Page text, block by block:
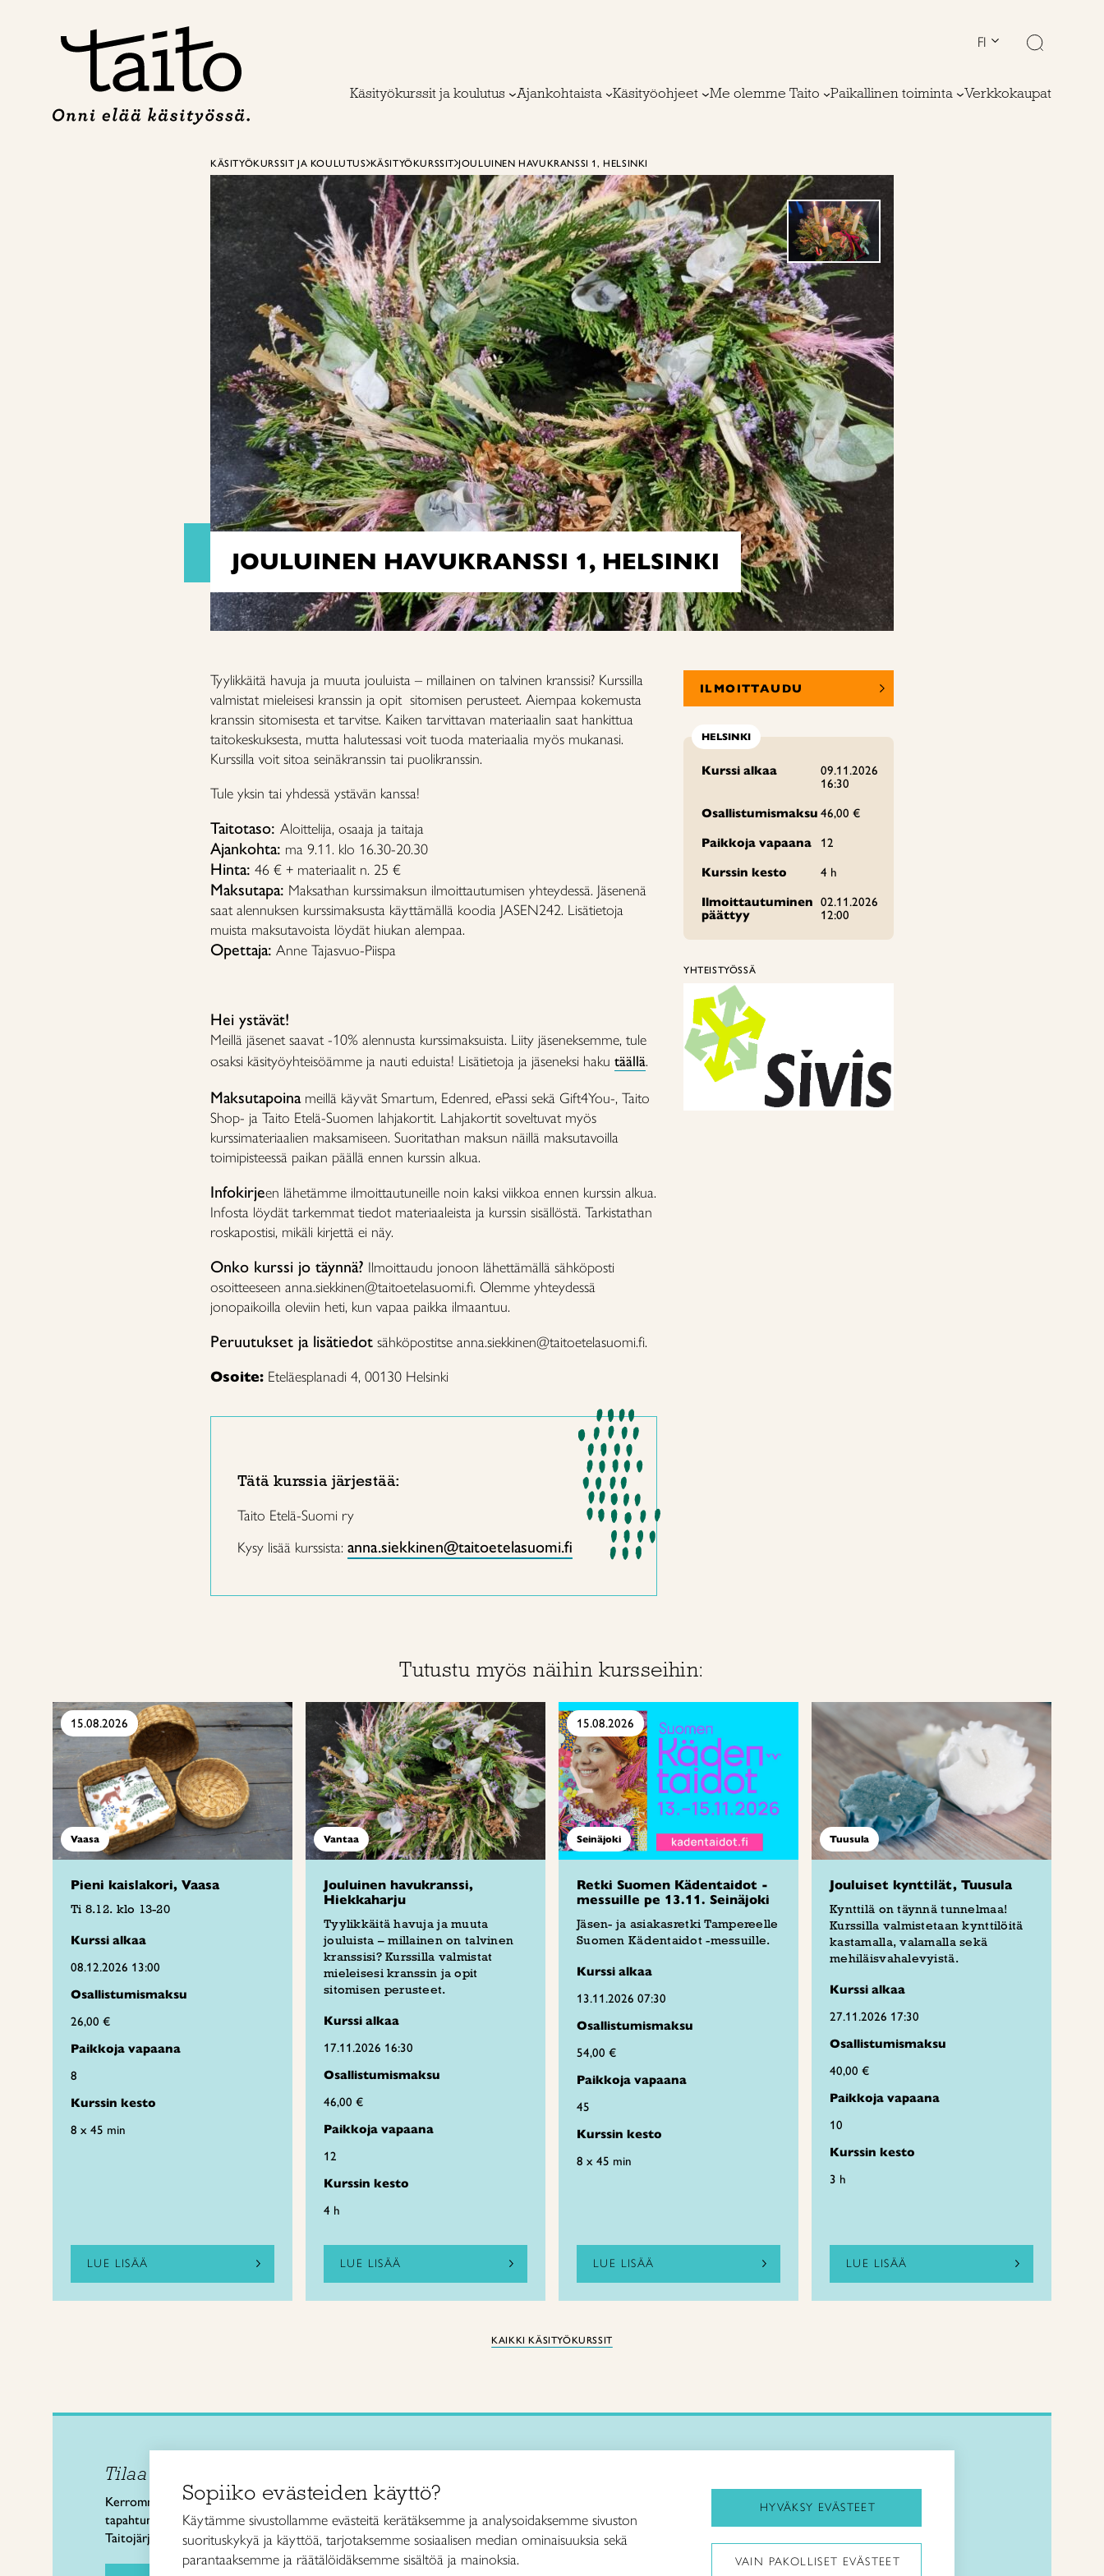
FI
Käsityökurssit ja koulutus Ajankohtaista Käsityöohjeet Me olemme Taito Paikallinen toiminta Verkkokaupat
KÄSITYÖKURSSIT JA KOULUTUS KÄSITYÖKURSSIT JOULUINEN HAVUKRANSSI 1, HELSINKI
JOULUINEN HAVUKRANSSI 1, HELSINKI
Tyylikkäitä havuja ja muuta jouluista – millainen on talvinen kranssisi? Kurssilla
valmistat mieleisesi kranssin ja opit sitomisen perusteet. Aiempaa kokemusta
kranssin sitomisesta et tarvitse. Kaiken tarvittavan materiaalin saat hankittua
taitokeskuksesta, mutta halutessasi voit tuoda materiaalia myös mukanasi.
Kurssilla voit sitoa seinäkranssin tai puolikranssin.
Tule yksin tai yhdessä ystävän kanssa!
Taitotaso: Aloittelija, osaaja ja taitaja
Ajankohta: ma 9.11. klo 16.30-20.30
Hinta: 46 € + materiaalit n. 25 €
Maksutapa: Maksathan kurssimaksun ilmoittautumisen yhteydessä. Jäsenenä
saat alennuksen kurssimaksusta käyttämällä koodia JASEN242. Lisätietoja
muista maksutavoista löydät hiukan alempaa.
Opettaja: Anne Tajasvuo-Piispa
Hei ystävät!
Meillä jäsenet saavat -10% alennusta kurssimaksuista. Liity jäseneksemme, tule
osaksi käsityöyhteisöämme ja nauti eduista! Lisätietoja ja jäseneksi haku täällä.
Maksutapoinameillä käyvät Smartum, Edenred, ePassi sekä Gift4You-, Taito
Shop- ja Taito Etelä-Suomen lahjakortit. Lahjakortit soveltuvat myös
kurssimateriaalien maksamiseen. Suoritathan maksun näillä maksutavoilla
toimipisteessä paikan päällä ennen kurssin alkua.
Infokirjeen lähetämme ilmoittautuneille noin kaksi viikkoa ennen kurssin alkua.
Infosta löydät tarkemmat tiedot materiaaleista ja kurssin sisällöstä. Tarkistathan
roskapostisi, mikäli kirjettä ei näy.
Onko kurssi jo täynnä? Ilmoittaudu jonoon lähettämällä sähköposti
osoitteeseen anna.siekkinen@taitoetelasuomi.fi. Olemme yhteydessä
jonopaikoilla oleviin heti, kun vapaa paikka ilmaantuu.
Peruutukset ja lisätiedot sähköpostitse anna.siekkinen@taitoetelasuomi.fi.
Osoite: Eteläesplanadi 4, 00130 Helsinki
Tätä kurssia järjestää:
Taito Etelä-Suomi ry
Kysy lisää kurssista: anna.siekkinen@taitoetelasuomi.fi
ILMOITTAUDU
HELSINKI
Kurssi alkaa
09.11.2026
16:30
Osallistumismaksu 46,00 €
Paikkoja vapaana
12
Kurssin kesto
4 h
Ilmoittautuminen
päättyy
02.11.2026
12:00
YHTEISTYÖSSÄ
Tutustu myös näihin kursseihin:
15.08.2026
Vaasa
Pieni kaislakori, Vaasa
Ti 8.12. klo 13-20
Kurssi alkaa
08.12.2026 13:00
Osallistumismaksu
26,00 €
Paikkoja vapaana
8
Kurssin kesto
8 x 45 min
LUE LISÄÄ
Vantaa
Jouluinen havukranssi,
Hiekkaharju
Tyylikkäitä havuja ja muuta
jouluista – millainen on talvinen
kranssisi? Kurssilla valmistat
mieleisesi kranssin ja opit
sitomisen perusteet.
Kurssi alkaa
17.11.2026 16:30
Osallistumismaksu
46,00 €
Paikkoja vapaana
12
Kurssin kesto
4 h
LUE LISÄÄ
15.08.2026
Seinäjoki
Retki Suomen Kädentaidot -
messuille pe 13.11. Seinäjoki
Jäsen- ja asiakasretki Tampereelle
Suomen Kädentaidot -messuille.
Kurssi alkaa
13.11.2026 07:30
Osallistumismaksu
54,00 €
Paikkoja vapaana
45
Kurssin kesto
8 x 45 min
LUE LISÄÄ
Tuusula
Jouluiset kynttilät, Tuusula
Kynttilä on täynnä tunnelmaa!
Kurssilla valmistetaan kynttilöitä
kastamalla, valamalla sekä
mehiläisvahalevyistä.
Kurssi alkaa
27.11.2026 17:30
Osallistumismaksu
40,00 €
Paikkoja vapaana
10
Kurssin kesto
3 h
LUE LISÄÄ
KAIKKI KÄSITYÖKURSSIT
Tilaa uutiskirje
Kerromme käsityön valtakunnallisista
tapahtumista ja uutisista sekä
Taitojärjestön toiminnasta.
Käsi- ja taideteollisuusliitto Taito ry
Kalevankatu 61
00180 Helsinki
puh. 040 7525 160
Käsityöohjeet
Me olemme Taito
Kirjaudu Taitocampukseen
Taitoliitto:
Sopiiko evästeiden käyttö?
Käytämme sivustollamme evästeitä kerätäksemme ja analysoidaksemme sivuston
suorituskykyä ja käyttöä, tarjotaksemme sosiaalisen median ominaisuuksia sekä
parantaaksemme ja räätälöidäksemme sisältöä ja mainoksia.
HYVÄKSY EVÄSTEET
VAIN PAKOLLISET EVÄSTEET